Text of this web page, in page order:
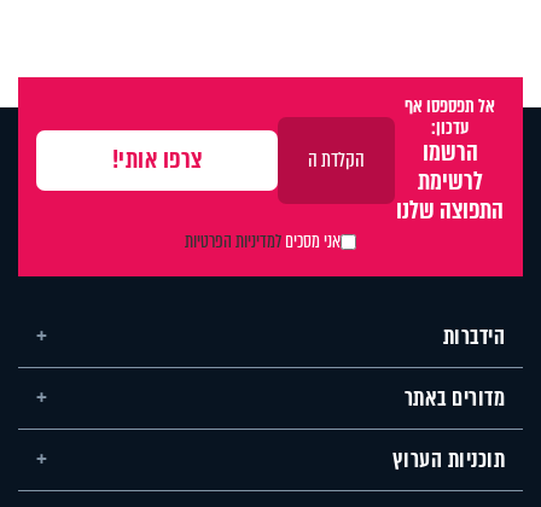
אל תפספסו אף
עדכון:
הרשמו
לרשימת
התפוצה שלנו
אני מסכיםלמדיניות הפרטיות
הידברות
מדורים באתר
תוכניות הערוץ